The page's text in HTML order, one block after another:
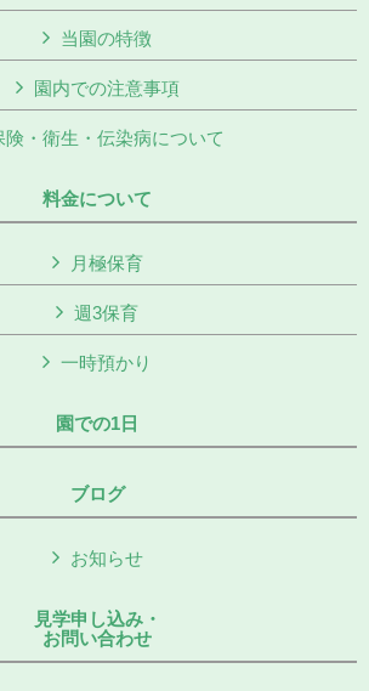
当園の特徴
園内での注意事項
険・衛生・伝染病について
料金について
月極保育
週3保育
一時預かり
園での1日
ブログ
お知らせ
見学申し込み・
お問い合わせ